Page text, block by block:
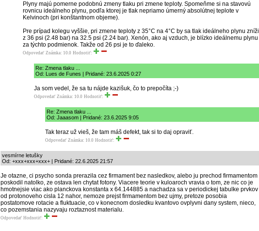
Plyny majú pomerne podobnú zmeny tlaku pri zmene teploty. Spomeňme si na stavovú
rovnicu ideálneho plynu, podľa ktorej je tlak nepriamo úmerný absolútnej teplote v
Kelvinoch (pri konštantnom objeme).
Pre prípad kolegu vyššie, pri zmene teploty z 35°C na 4°C by sa tlak ideálneho plynu znížil
z 36 psi (2.48 bar) na 32.5 psi (2.24 bar). Xenón, ako aj vzduch, je blízko ideálnemu plynu
za týchto podmienok. Takže od 26 psi je to ďaleko.
Odpovedať Známka: 10.0 Hodnotiť:
Re: Zmena tlaku ...
Od: Lues de Funes | Pridané: 23.6.2025 0:27
Ja som vedel, že sa tu nájde kazišuk, čo to prepočíta ;-)
Odpovedať Známka: 10.0 Hodnotiť:
Re: Zmena tlaku ...
Od: Jaaasom | Pridané: 23.6.2025 9:05
Tak teraz už vieš, že tam máš defekt, tak si to daj opraviť.
Odpovedať Známka: 10.0 Hodnotiť:
vesmírne letušky
Od: +xxx+xxx+xxx+ | Pridané: 22.6.2025 21:57
Je otazne, ci psycho sonda prerazila cez firmament bez nasledkov, alebo ju prechod firmamentom
poskodil natolko, ze ostava len chytat fotony. Viacere teorie v kuloaroch vravia o tom, ze nic co je
hmotnejsie viac ako planckova konstanta x 64.144885 a nachadza sa v periodickej tabulke prvkov
od protonoveho cisla 12 nahor, nemoze prejst firmamentom bez ujmy, pretoze posobia
postatomove rotacie a fluktuacie, co v konecnom dosledku kvantovo ovplyvni dany system, nieco,
co pozemstania nazyvaju roztaznost materialu.
Odpovedať Hodnotiť: